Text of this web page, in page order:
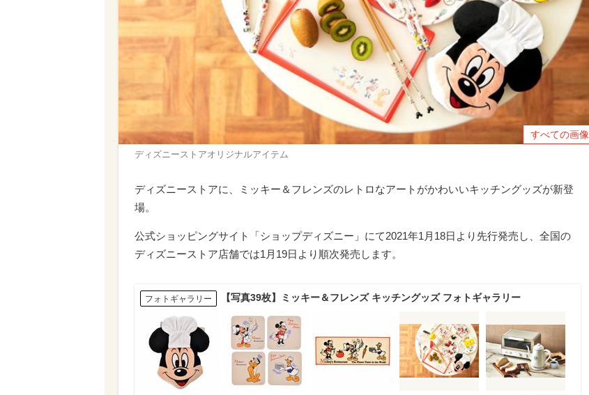
すべての画像
ディズニーストアオリジナルアイテム
ディズニーストアに、ミッキー＆フレンズのレトロなアートがかわいいキッチングッズが新登
場。
公式ショッピングサイト「ショップディズニー」にて2021年1月18日より先行発売し、全国の
ディズニーストア店舗では1月19日より順次発売します。
フォトギャラリー 【写真39枚】ミッキー＆フレンズ キッチングッズ フォトギャラリー